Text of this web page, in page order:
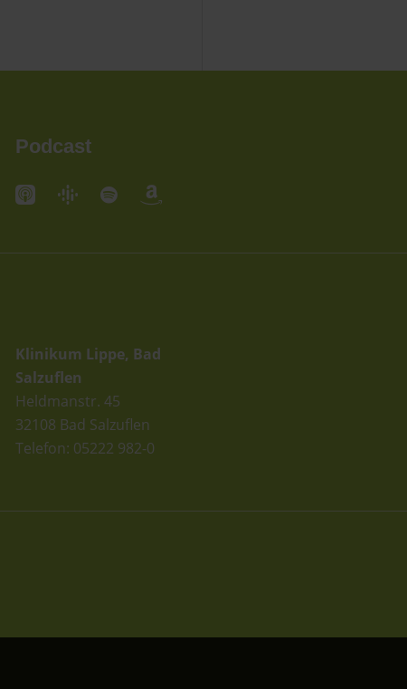
Podcast
Klinikum Lippe, Bad
Salzuflen
Heldmanstr. 45
32108 Bad Salzuflen
Telefon: 05222 982-0